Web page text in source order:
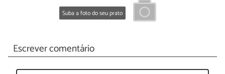
Suba a foto do seu prato
Escrever comentário